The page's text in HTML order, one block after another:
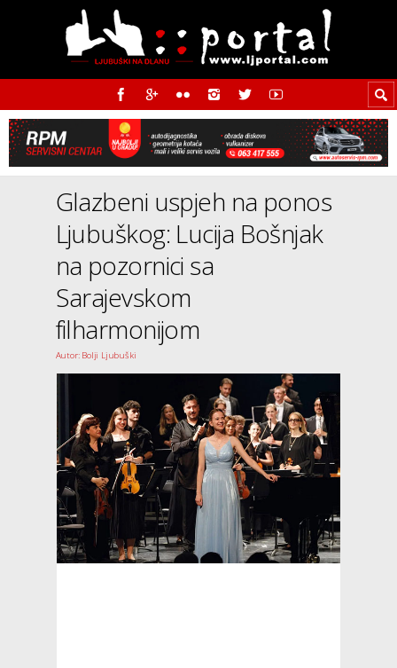
Glazbeni uspjeh na ponos
Ljubuškog: Lucija Bošnjak
na pozornici sa
Sarajevskom
filharmonijom
Autor: Bolji Ljubuški